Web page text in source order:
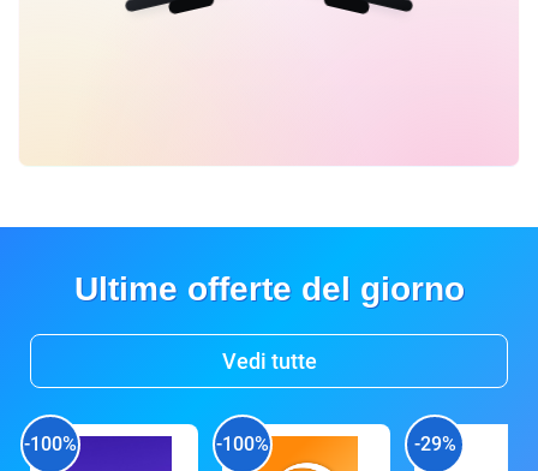
Ultime offerte del giorno
Vedi tutte
-100% -100% -29%